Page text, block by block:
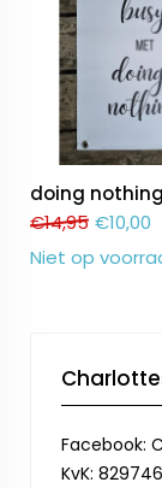
doing nothing
€14,95 €10,00
Niet op
Facebook:
KvK: